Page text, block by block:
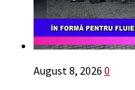
August 8, 2026 0